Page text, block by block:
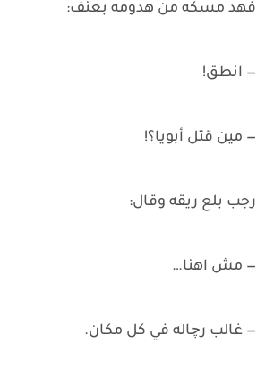
فهد مسكه من هدومه بعنف:
— انطق!
— مين قتل أبويا؟!
رجب بلع ريقه وقال:
— مش اهنا…
— غالب رچاله في كل مكان.